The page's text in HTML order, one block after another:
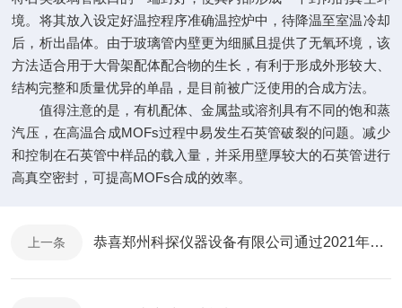
境。将其放入设定好温控程序准确温控炉中，待降温至室温冷却
后，析出晶体。由于玻璃管内壁更为细腻且提供了无氧环境，该
方法适合用于大骨架配体配合物的生长，有利于形成外形较大、
结构完整和质量优异的单晶，是目前被广泛使用的合成方法。
值得注意的是，有机配体、金属盐或溶剂具有不同的饱和蒸
汽压，在高温合成MOFs过程中易发生石英管破裂的问题。减少
和控制在石英管中样品的载入量，并采用壁厚较大的石英管进行
高真空密封，可提高MOFs合成的效率。
上一条 恭喜郑州科探仪器设备有限公司通过2021年高新技术企业认定